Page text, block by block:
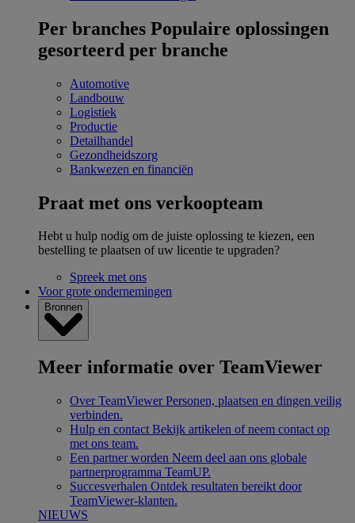
Per branches Populaire oplossingen
gesorteerd per branche
Automotive
Landbouw
Logistiek
Productie
Detailhandel
Gezondheidszorg
Bankwezen en financiën
Praat met ons verkoopteam
Hebt u hulp nodig om de juiste oplossing te kiezen, een
bestelling te plaatsen of uw licentie te upgraden?
Spreek met ons
Voor grote ondernemingen
Bronnen
Meer informatie over TeamViewer
Over TeamViewer Personen, plaatsen en dingen veilig
verbinden.
Hulp en contact Bekijk artikelen of neem contact op
met ons team.
Een partner worden Neem deel aan ons globale
partnerprogramma TeamUP.
Succesverhalen Ontdek resultaten bereikt door
TeamViewer-klanten.
NIEUWS